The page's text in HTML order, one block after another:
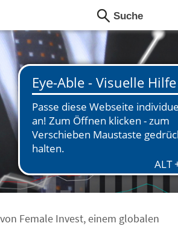
Female Invest, einem globalen